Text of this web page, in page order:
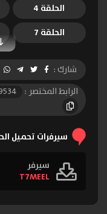
الحلقة 4
الحلقة 7
شارك :
الرابط المختصر :
سيرفرات تحميل
سيرفر
T7MEEL